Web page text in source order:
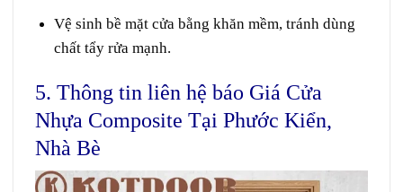
Vệ sinh bề mặt cửa bằng khăn mềm, tránh dùng
chất tẩy rửa mạnh.
5. Thông tin liên hệ báo Giá Cửa
Nhựa Composite Tại Phước Kiển,
Nhà Bè